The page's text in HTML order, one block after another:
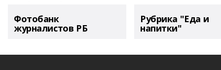
Фотобанк
журналистов РБ
Рубрика "Еда и
напитки"